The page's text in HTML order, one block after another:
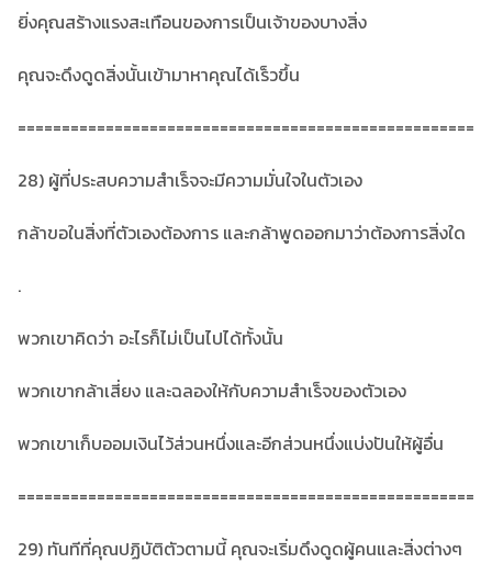
ยิ่งคุณสร้างแรงสะเทือนของการเป็นเจ้าของบางสิ่ง
คุณจะดึงดูดสิ่งนั้นเข้ามาหาคุณได้เร็วขึ้น
====================================================
28) ผู้ที่ประสบความสำเร็จจะมีความมั่นใจในตัวเอง
กล้าขอในสิ่งที่ตัวเองต้องการ และกล้าพูดออกมาว่าต้องการสิ่งใด
.
พวกเขาคิดว่า อะไรก็ไม่เป็นไปได้ทั้งนั้น
พวกเขากล้าเสี่ยง และฉลองให้กับความสำเร็จของตัวเอง
พวกเขาเก็บออมเงินไว้ส่วนหนึ่งและอีกส่วนหนึ่งแบ่งปันให้ผู้อื่น
====================================================
29) ทันทีที่คุณปฏิบัติตัวตามนี้ คุณจะเริ่มดึงดูดผู้คนและสิ่งต่างๆ